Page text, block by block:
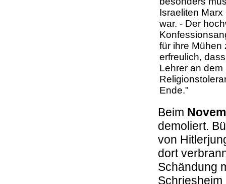
Israeliten
war. - Der
für ihre Mühen
erfreulich,
Lehrer an
Ende."
Beim
demoliert.
von
dort
Schändung